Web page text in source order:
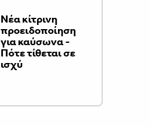
Νέα κίτρινη
προειδοποίηση
για καύσωνα -
Πότε τίθεται σε
ισχύ